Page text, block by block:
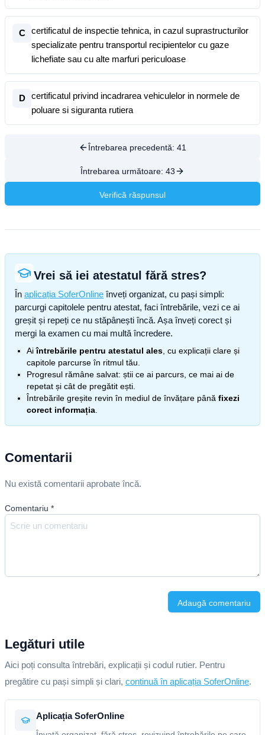
C
certificatul de inspectie tehnica, in cazul suprastructurilor
specializate pentru transportul recipientelor cu gaze
lichefiate sau cu alte marfuri periculoase
D
certificatul privind incadrarea vehiculelor in normele de
poluare si siguranta rutiera
Întrebarea precedentă: 41
Întrebarea următoare: 43
Verifică răspunsul
Vrei să iei atestatul fără stres?
În aplicația SoferOnline înveți organizat, cu pași simpli:
parcurgi capitolele pentru atestat, faci întrebările, vezi ce ai
greșit și repeți ce nu stăpânești încă. Așa înveți corect și
mergi la examen cu mai multă încredere.
Aiîntrebările pentru atestatul ales , cu explicații clare și
capitole parcurse în ritmul tău.
Progresul rămâne salvat: știi ce ai parcurs, ce mai ai de
repetat și cât de pregătit ești.
Întrebările greșite revin în mediul de învățare până fixezi
corect informația
Comentarii
Nu există comentarii aprobate încă.
Comentariu *
Adaugă comentariu
Legături utile
Aici poți consulta întrebări, explicații și codul rutier. Pentru
pregătire cu pași simpli și clari, continuă în aplicația SoferOnline.
Aplicația SoferOnline